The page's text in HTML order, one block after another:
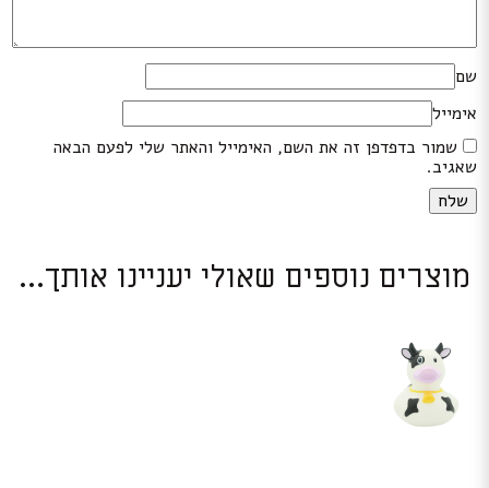
שם
אימייל
שמור בדפדפן זה את השם, האימייל והאתר שלי לפעם הבאה
שאגיב.
מוצרים נוספים שאולי יעניינו אותך...